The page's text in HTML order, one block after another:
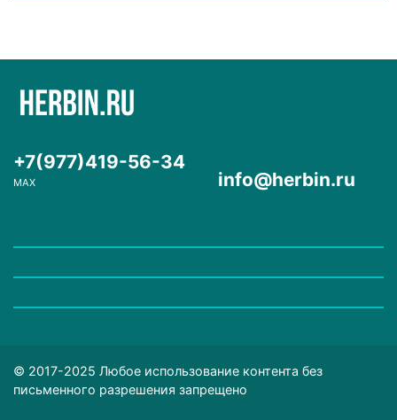
+7(977)419-56-34
MAX info@herbin.ru
© 2017-2025 Любое использование контента без
письменного разрешения запрещено